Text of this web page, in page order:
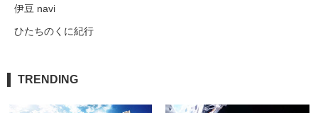
伊豆 navi
ひたちのくに紀行
TRENDING